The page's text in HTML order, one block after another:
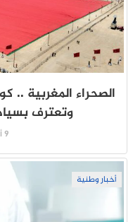
الصحراء المغربية ..
وتعترف
9 أغسطس 2026
أخبار وطنية